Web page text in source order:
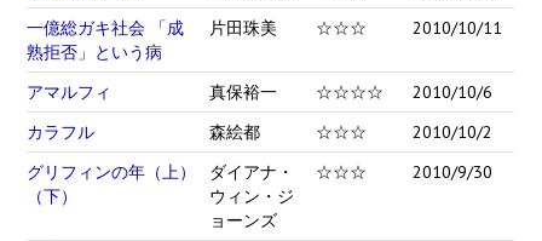
一億総ガキ社会 「成
熟拒否」という病
片田珠美 ☆☆☆ 2010/10/11
アマルフィ 真保裕一 ☆☆☆☆
2010/10/6
カラフル
森絵都 ☆☆☆
2010/10/2
グリフィンの年（上）
（下）
ダイアナ・
ウィン・ジ
ョーンズ
☆☆☆ 2010/9/30